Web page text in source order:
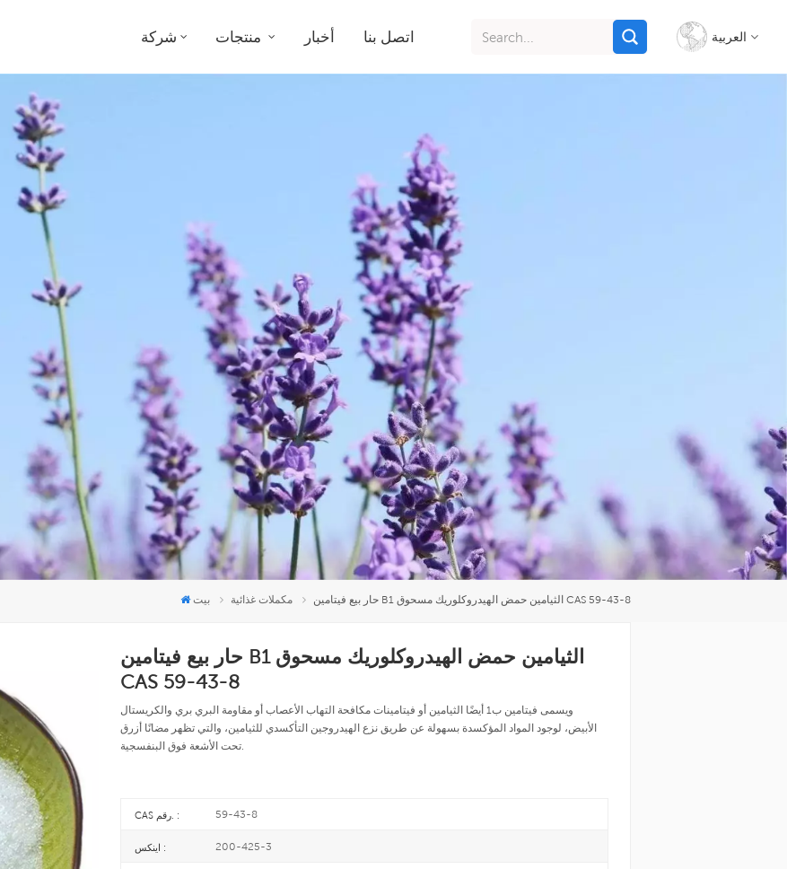
شركة أخبار اتصل بنا العربية
بيت مكملات غذائية حار بيع فيتامين B1 الثيامين حمض الهيدروكلوريك مسحوق CAS 59-43-8
حار بيع فيتامين B1 الثيامين حمض الهيدروكلوريك مسحوق
CAS 59-43-8
ويسمى فيتامين ب1 أيضًا الثيامين أو فيتامينات مكافحة التهاب الأعصاب أو مقاومة البري بري والكريستال
الأبيض، لوجود المواد المؤكسدة بسهولة عن طريق نزع الهيدروجين التأكسدي للثيامين، والتي تظهر مضانًا أزرق
تحت الأشعة فوق البنفسجية.
CAS رقم. : 59-43-8
اينكس : 200-425-3